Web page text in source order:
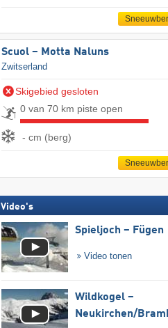
Scuol – Motta Naluns
Zwitserland
Skigebied gesloten
0 van 70 km piste open
- cm (berg)
Video's
Spieljoch – Fügen
Video tonen
Wildkogel –
Neukirchen/​